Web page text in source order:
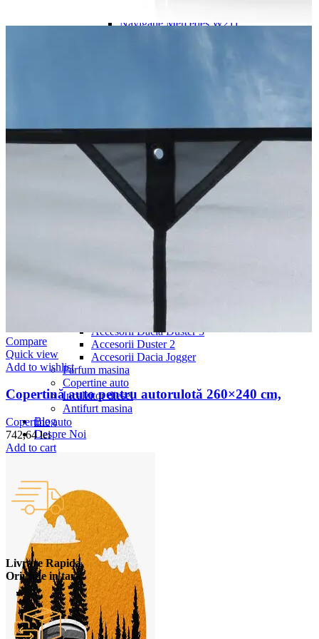
Navigație Mercedes W211
Navigație Passat CC
Navigație Skoda Fabia 1
Navigație Skoda Fabia 2
Navigație Skoda Octavia 1
Navigație Skoda Octavia 2
Navigație Skoda Octavia 3
Navigație Skoda Rapid
Navigație Skoda Superb 1
Navigație Skoda Superb 2
Navigație Toyota Avensis T25
Portbagaj Plafon Auto
Peste 450 litri
Accesorii auto masina
Accesorii Dacia Duster 3
Accesorii Duster 2
Accesorii Dacia Jogger
Parfum masina
Copertine auto
Incalzitor diesel
Antifurt masina
Blog
Despre Noi
Compare
Quick view
Add to wishlist
Copertină auto pentru autorulotă 260×240 cm,
Copertine auto
742,64lei
Add to cart
Livrare Rapida
Oriunde in tara